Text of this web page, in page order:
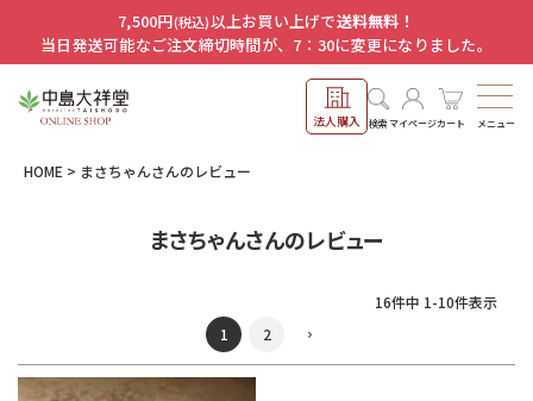
7,500円(税込)以上お買い上げで送料無料！
当日発送可能なご注文締切時間が、7：30に変更になりました。
法人購入 検索マイページカート メニュー
HOME まさちゃんさんのレビュー
まさちゃんさんのレビュー
16件中 1-10件表示
1
2